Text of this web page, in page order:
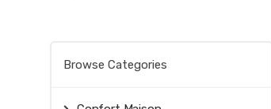
Browse Categories